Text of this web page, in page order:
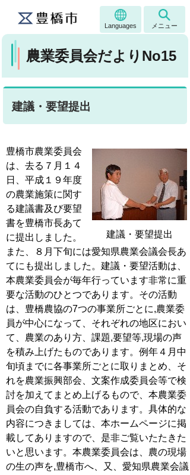
Languages メニュー
農業委員会だよりNo15
建議・要望提出
建議・要望提出
豊橋市農業委員会
は、去る７月１４
日、平成１９年度
の農業施策に関す
る建議書及び要望
書を豊橋市長あて
に提出しました。
また、８月下旬には愛知県農業会議会長あ
てにも提出しました。建議・要望活動は、
本農業委員会が毎年行っています非常に重
要な活動のひとつであります。その活動
は、豊橋農協の7つの事業所ごとに,農業委
員が中心になって、それぞれの地区におい
て、農業のあり方、課題,要望等,現場の声
を積み上げたものであります。例年４月中
旬頃までに各事業所ごとに取りまとめ、そ
れを農業振興部会、文案作成委員会等で検
討を加えてまとめ上げるもので、本農業委
員会の自負する活動であります。具体的な
内容につきましては、本ホームページに掲
載してありますので、是非ご覧いたたきた
いと思います。本農業委員会は、農の現場
の生の声を,豊橋市へ、又、愛知県農業会議